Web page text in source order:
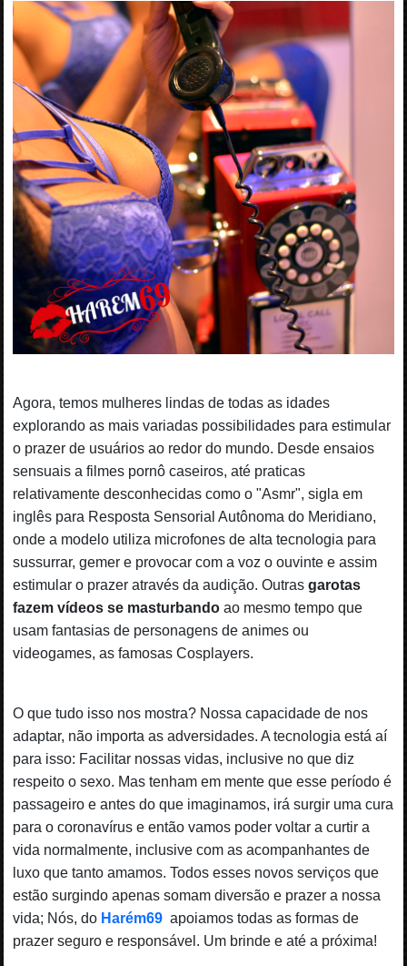
Agora, temos mulheres lindas de todas as idades
explorando as mais variadas possibilidades para estimular
o prazer de usuários ao redor do mundo. Desde ensaios
sensuais a filmes pornô caseiros, até praticas
relativamente desconhecidas como o "Asmr", sigla em
inglês para Resposta Sensorial Autônoma do Meridiano,
onde a modelo utiliza microfones de alta tecnologia para
sussurrar, gemer e provocar com a voz o ouvinte e assim
estimular o prazer através da audição. Outrasgarotas
fazem vídeos se masturbando ao mesmo tempo que
usam fantasias de personagens de animes ou
videogames, as famosas Cosplayers.
O que tudo isso nos mostra? Nossa capacidade de nos
adaptar, não importa as adversidades. A tecnologia está aí
para isso: Facilitar nossas vidas, inclusive no que diz
respeito o sexo. Mas tenham em mente que esse período é
passageiro e antes do que imaginamos, irá surgir uma cura
para o coronavírus e então vamos poder voltar a curtir a
vida normalmente, inclusive com as acompanhantes de
luxo que tanto amamos. Todos esses novos serviços que
estão surgindo apenas somam diversão e prazer a nossa
vida; Nós, do Harém69 apoiamos todas as formas de
prazer seguro e responsável. Um brinde e até a próxima!